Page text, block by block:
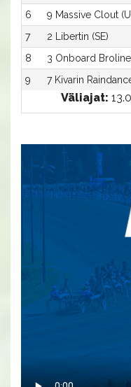
6
9 Massive Clout
7
2 Libertin (SE)
8
3 Onboard
9
7 Kivarin
Väliajat: